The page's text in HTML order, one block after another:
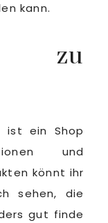
kann.
zu
ist ein Shop
und
könnt ihr
sehen, die
gut finde